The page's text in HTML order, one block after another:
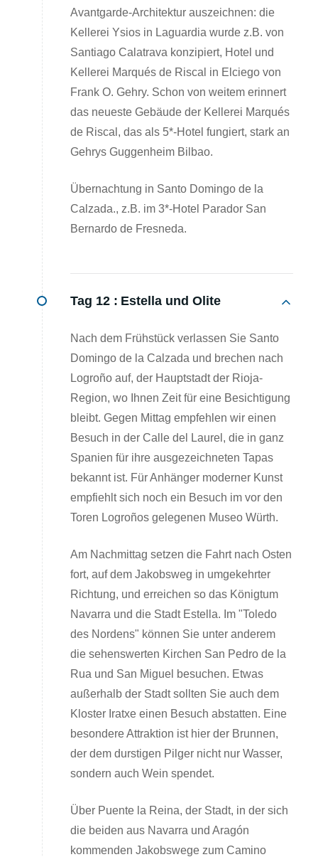
Avantgarde-Architektur auszeichnen: die
Kellerei Ysios in Laguardia wurde z.B. von
Santiago Calatrava konzipiert, Hotel und
Kellerei Marqués de Riscal in Elciego von
Frank O. Gehry. Schon von weitem erinnert
das neueste Gebäude der Kellerei Marqués
de Riscal, das als 5*-Hotel fungiert, stark an
Gehrys Guggenheim Bilbao.
Übernachtung in Santo Domingo de la
Calzada., z.B. im 3*-Hotel Parador San
Bernardo de Fresneda.
Tag 12 : Estella und Olite
Nach dem Frühstück verlassen Sie Santo
Domingo de la Calzada und brechen nach
Logroño auf, der Hauptstadt der Rioja-
Region, wo Ihnen Zeit für eine Besichtigung
bleibt. Gegen Mittag empfehlen wir einen
Besuch in der Calle del Laurel, die in ganz
Spanien für ihre ausgezeichneten Tapas
bekannt ist. Für Anhänger moderner Kunst
empfiehlt sich noch ein Besuch im vor den
Toren Logroños gelegenen Museo Würth.
Am Nachmittag setzen die Fahrt nach Osten
fort, auf dem Jakobsweg in umgekehrter
Richtung, und erreichen so das Königtum
Navarra und die Stadt Estella. Im "Toledo
des Nordens" können Sie unter anderem
die sehenswerten Kirchen San Pedro de la
Rua und San Miguel besuchen. Etwas
außerhalb der Stadt sollten Sie auch dem
Kloster Iratxe einen Besuch abstatten. Eine
besondere Attraktion ist hier der Brunnen,
der dem durstigen Pilger nicht nur Wasser,
sondern auch Wein spendet.
Über Puente la Reina, der Stadt, in der sich
die beiden aus Navarra und Aragón
kommenden Jakobswege zum Camino